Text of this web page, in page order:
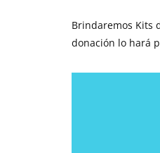
Brindaremos Kits
donación lo hará